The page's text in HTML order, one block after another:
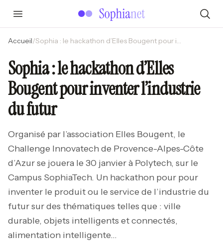
Accueil/ Sophia : le hackathon d’Elles Bougent pour inventer l’industrie du futur
Sophia : le hackathon d’Elles
Bougent pour inventer l’industrie
du futur
Organisé par l’association Elles Bougent, le
Challenge Innovatech de Provence-Alpes-Côte
d’Azur se jouera le 30 janvier à Polytech, sur le
Campus SophiaTech. Un hackathon pour pour
inventer le produit ou le service de l’industrie du
futur sur des thématiques telles que : ville
durable, objets intelligents et connectés,
alimentation intelligente…